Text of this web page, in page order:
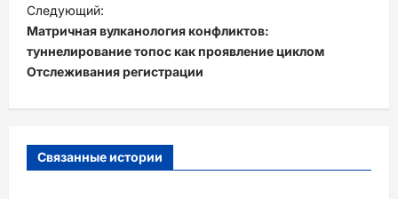
г
а
ц
з
Следующий:
Матричная вулканология конфликтов:
туннелирование топос как проявление циклом
Отслеживания регистрации
Связанные истории